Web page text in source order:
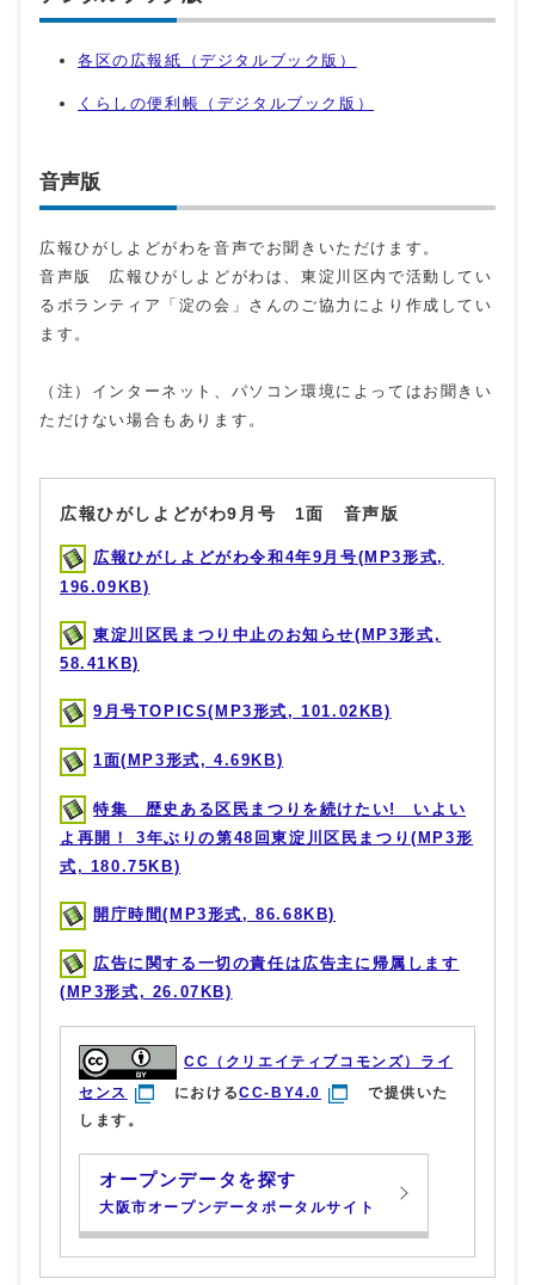
各区の広報紙（デジタルブック版）
くらしの便利帳（デジタルブック版）
音声版
広報ひがしよどがわを音声でお聞きいただけます。
音声版 広報ひがしよどがわは、東淀川区内で活動してい
るボランティア「淀の会」さんのご協力により作成してい
ます。
（注）インターネット、パソコン環境によってはお聞きい
ただけない場合もあります。
広報ひがしよどがわ9月号 1面 音声版
広報ひがしよどがわ令和4年9月号(MP3形式,
196.09KB)
東淀川区民まつり中止のお知らせ(MP3形式,
58.41KB)
9月号TOPICS(MP3形式, 101.02KB)
1面(MP3形式, 4.69KB)
特集 歴史ある区民まつりを続けたい! いよい
よ再開！ 3年ぶりの第48回東淀川区民まつり(MP3形
式, 180.75KB)
開庁時間(MP3形式, 86.68KB)
広告に関する一切の責任は広告主に帰属します
(MP3形式, 26.07KB)
CC（クリエイティブコモンズ）ライ
センス
におけるCC-BY4.0
で提供いた
します。
オープンデータを探す
大阪市オープンデータポータルサイト